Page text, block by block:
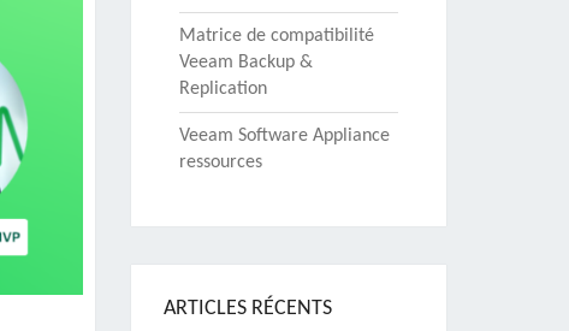
Matrice de compatibilité
Veeam Backup &
Replication
Veeam Software Appliance
ressources
ARTICLES RÉCENTS